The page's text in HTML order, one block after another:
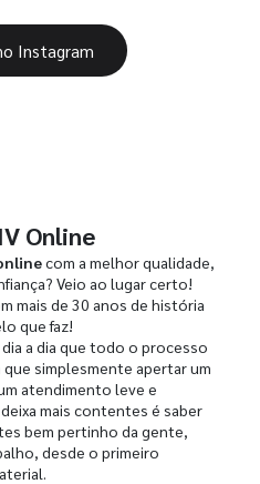
Instagram
Online
com a melhor qualidade,
Veio ao lugar certo!
mais de 30 anos de história
que faz!
a dia que todo o processo
que simplesmente apertar um
atendimento leve e
mais contentes é saber
bem pertinho da gente,
desde o primeiro